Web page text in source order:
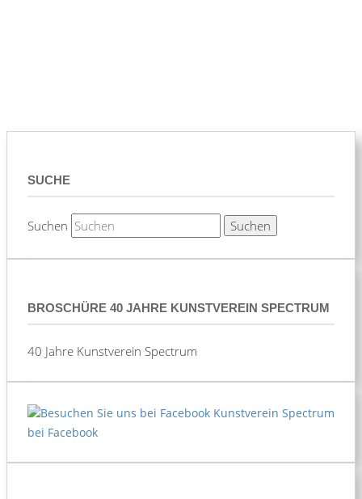
SUCHE
Suchen
BROSCHÜRE 40 JAHRE KUNSTVEREIN SPECTRUM
40 Jahre Kunstverein Spectrum
Kunstverein Spectrum
bei Facebook